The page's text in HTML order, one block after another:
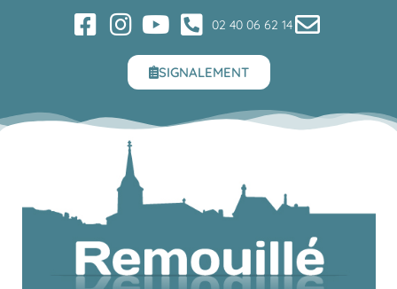
02 40 06 62 14
SIGNALEMENT